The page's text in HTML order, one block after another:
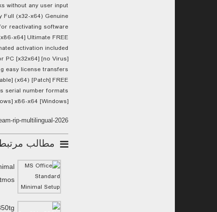
without any user input
(x32-x64) Genuine
reactivating software
x64] Ultimate FREE
activation included
PC [x32x64] [no Virus]
easy license transfers
(x64) [Patch] FREE
serial number formats
x86-x64 [Windows]
rip-multilingual-2026/
مطالب